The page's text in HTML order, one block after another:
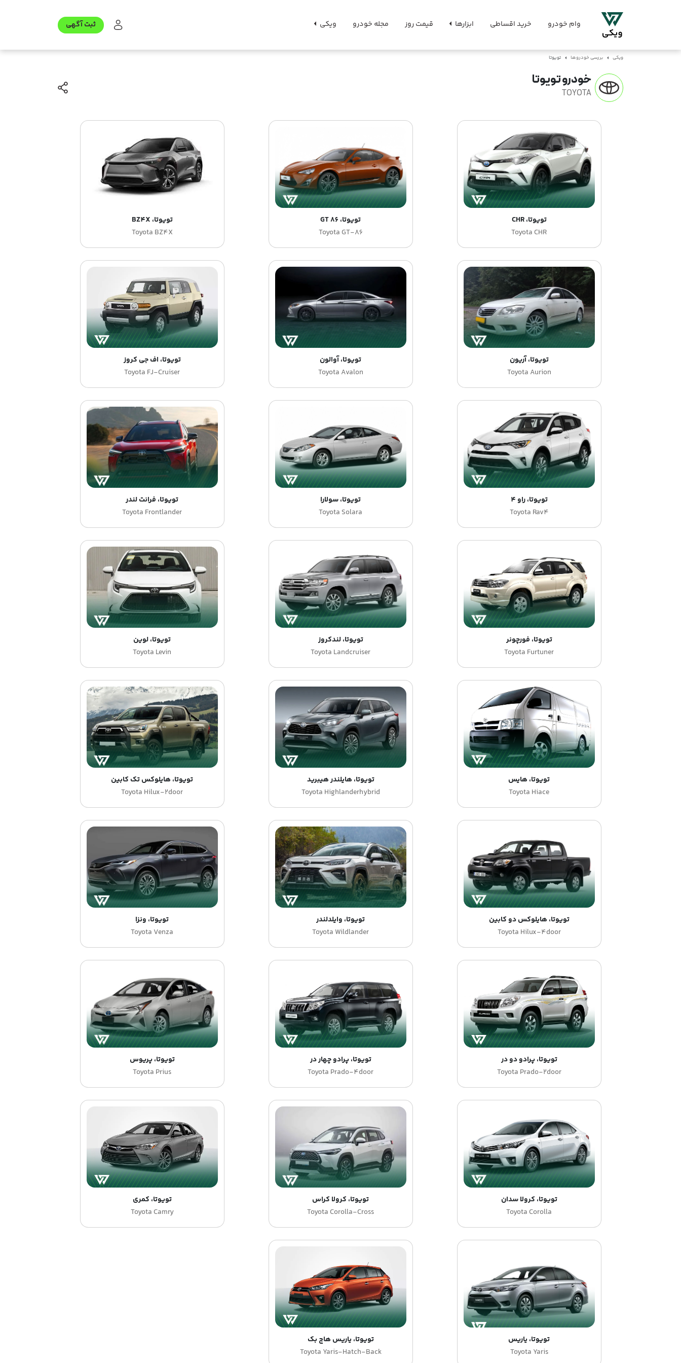
وام خودرو خرید اقساطی ابزارها قیمت روز مجله خودرو ویکی ثبت آگهی
ویکی بررسی خودروها تویوتا
خودرو تویوتا
TOYOTA
تویوتا، CHR
Toyota CHR
تویوتا، GT 86
Toyota GT-86
تویوتا، BZ4X
Toyota BZ4X
تویوتا، آریون
Toyota Aurion
تویوتا، آوالون
Toyota Avalon
تویوتا، اف جی کروز
Toyota FJ-Cruiser
تویوتا، راو 4
Toyota Rav4
تویوتا، سولارا
Toyota Solara
تویوتا، فرانت لندر
Toyota Frontlander
تویوتا، فورچونر
Toyota Furtuner
تویوتا، لندکروز
Toyota Landcruiser
تویوتا، لوین
Toyota Levin
تویوتا، هایس
Toyota Hiace
تویوتا، هایلندر هیبرید
Toyota Highlanderhybrid
تویوتا، هایلوکس تک کابین
Toyota Hilux-2door
تویوتا، هایلوکس دو کابین
Toyota Hilux-4door
تویوتا، وایلدلندر
Toyota Wildlander
تویوتا، ونزا
Toyota Venza
تویوتا، پرادو دو در
Toyota Prado-2door
تویوتا، پرادو چهار در
Toyota Prado-4door
تویوتا، پریوس
Toyota Prius
تویوتا، کرولا سدان
Toyota Corolla
تویوتا، کرولا کراس
Toyota Corolla-Cross
تویوتا، کمری
Toyota Camry
تویوتا، یاریس
Toyota Yaris
تویوتا، یاریس هاچ بک
Toyota Yaris-Hatch-Back